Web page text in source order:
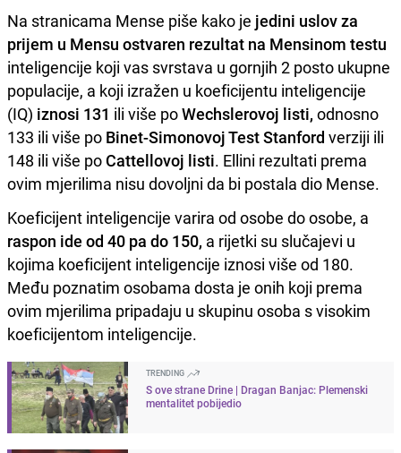
Na stranicama Mense piše kako je jedini uslov za
prijem u Mensu ostvaren rezultat na Mensinom testu
inteligencije koji vas svrstava u gornjih 2 posto ukupne
populacije, a koji izražen u koeficijentu inteligencije
(IQ) iznosi 131 ili više poWechslerovoj listi, odnosno
133 ili više po Binet-Simonovoj Test Stanford verziji ili
148 ili više poCattellovoj listi. Ellini rezultati prema
ovim mjerilima nisu dovoljni da bi postala dio Mense.
Koeficijent inteligencije varira od osobe do osobe, a
raspon ide od 40 pa do 150, a rijetki su slučajevi u
kojima koeficijent inteligencije iznosi više od 180.
Među poznatim osobama dosta je onih koji prema
ovim mjerilima pripadaju u skupinu osoba s visokim
koeficijentom inteligencije.
TRENDING
S ove strane Drine | Dragan Banjac: Plemenski
mentalitet pobijedio